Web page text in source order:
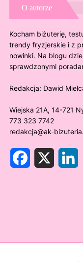
O autorze
Kocham biżuterię,
trendy fryzjerskie i z
nowinki. Na blogu
sprawdzonymi
Redakcja: Dawid
Wiejska 21A, 14-721
773 323 7742
redakcja@ak-
X